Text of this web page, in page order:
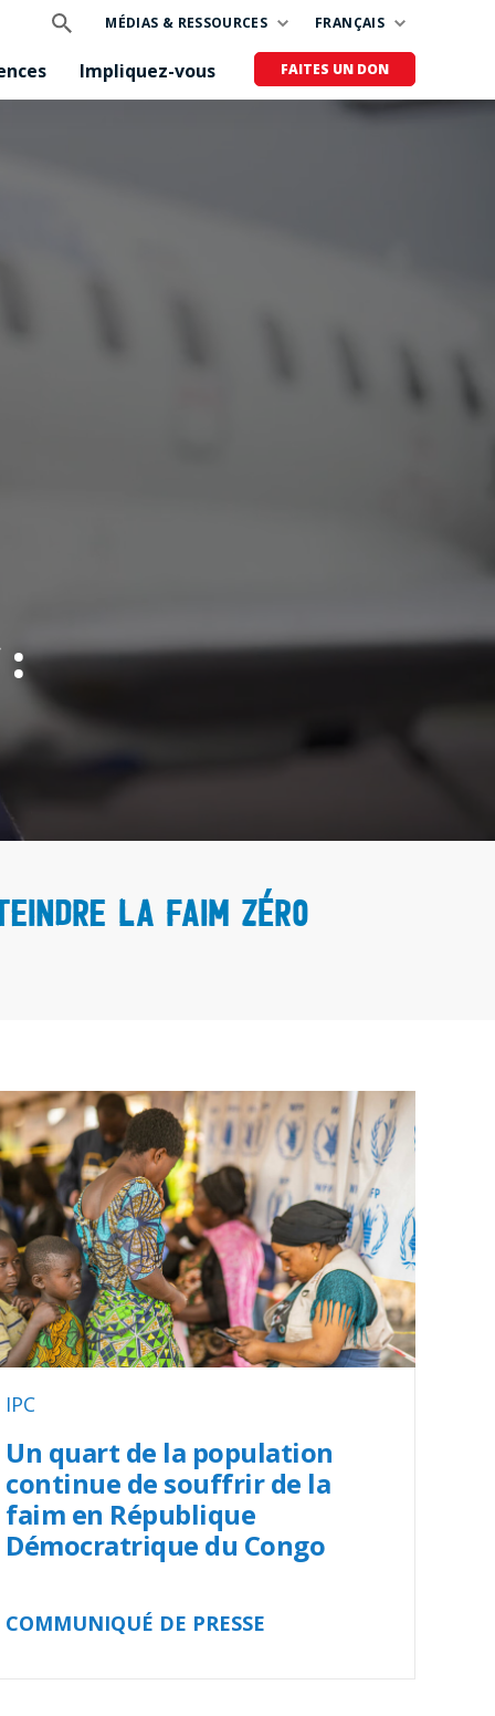
MÉDIAS & RESSOURCES FRANÇAIS
Impliquez-vous FAITES UN DON
la faim zéro
IPC
Un quart de la population
continue de souffrir de la
faim en République
Démocratrique du Congo
COMMUNIQUÉ DE PRESSE